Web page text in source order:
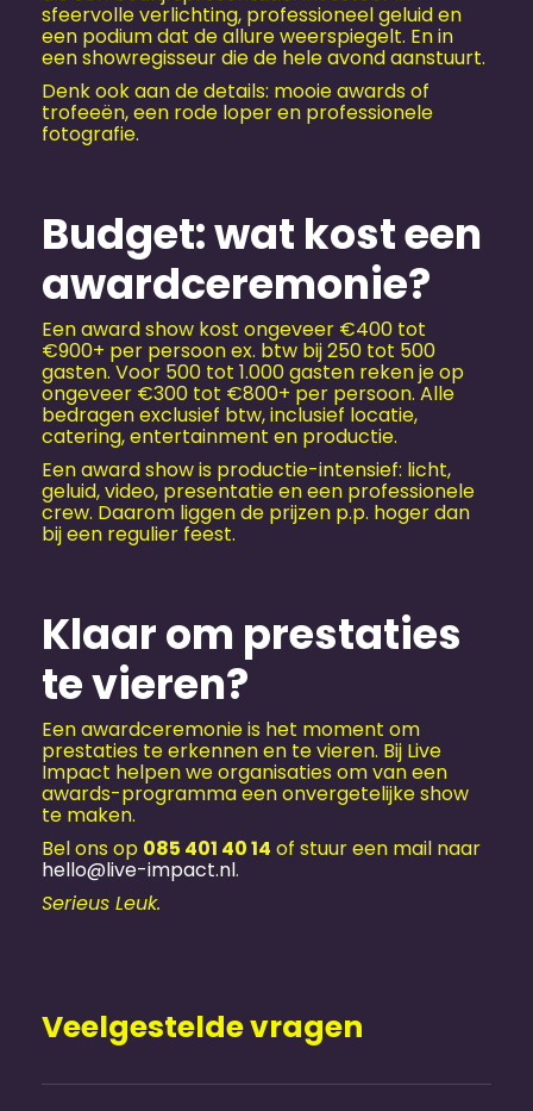
sfeervolle verlichting, professioneel geluid en
een podium dat de allure weerspiegelt. En in
een showregisseur die de hele avond aanstuurt.
Denk ook aan de details: mooie awards of
trofeeën, een rode loper en professionele
fotografie.
Budget: wat kost een
awardceremonie?
Een award show kost ongeveer €400 tot
€900+ per persoon ex. btw bij 250 tot 500
gasten. Voor 500 tot 1.000 gasten reken je op
ongeveer €300 tot €800+ per persoon. Alle
bedragen exclusief btw, inclusief locatie,
catering, entertainment en productie.
Een award show is productie-intensief: licht,
geluid, video, presentatie en een professionele
crew. Daarom liggen de prijzen p.p. hoger dan
bij een regulier feest.
Klaar om prestaties
te vieren?
Een awardceremonie is het moment om
prestaties te erkennen en te vieren. Bij Live
Impact helpen we organisaties om van een
awards-programma een onvergetelijke show
te maken.
Bel ons op 085 401 40 14 of stuur een mail naar
hello@live-impact.nl.
Serieus Leuk.
Veelgestelde vragen